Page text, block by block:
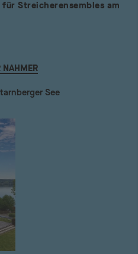
Streicherensembles am
NAHMER
See